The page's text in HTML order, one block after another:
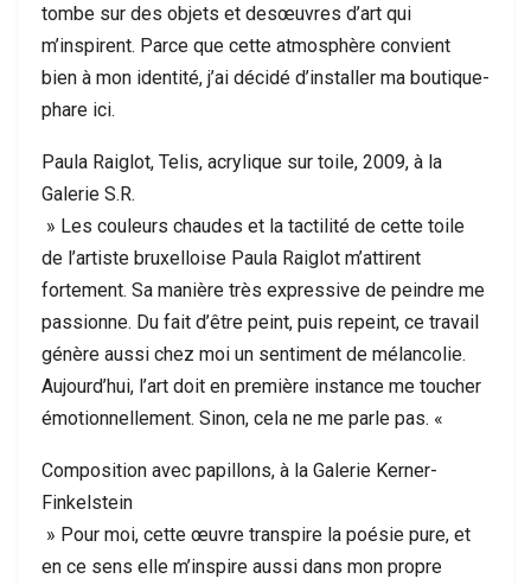
tombe sur des objets et desœuvres d’art qui
m’inspirent. Parce que cette atmosphère convient
bien à mon identité, j’ai décidé d’installer ma boutique-
phare ici.
Paula Raiglot, Telis, acrylique sur toile, 2009, à la
Galerie S.R.
» Les couleurs chaudes et la tactilité de cette toile
de l’artiste bruxelloise Paula Raiglot m’attirent
fortement. Sa manière très expressive de peindre me
passionne. Du fait d’être peint, puis repeint, ce travail
génère aussi chez moi un sentiment de mélancolie.
Aujourd’hui, l’art doit en première instance me toucher
émotionnellement. Sinon, cela ne me parle pas. «
Composition avec papillons, à la Galerie Kerner-
Finkelstein
» Pour moi, cette œuvre transpire la poésie pure, et
en ce sens elle m’inspire aussi dans mon propre